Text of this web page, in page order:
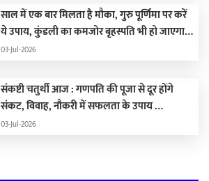
साल में एक बार मिलता है मौका, गुरु पूर्णिमा पर करें
ये उपाय, कुंडली का कमजोर बृहस्पति भी हो जाएगा
मजबूत …
03-Jul-2026
संकष्टी चतुर्थी आज : गणपति की पूजा से दूर होंगे
संकट, विवाह, नौकरी में सफलता के उपाय …
03-Jul-2026